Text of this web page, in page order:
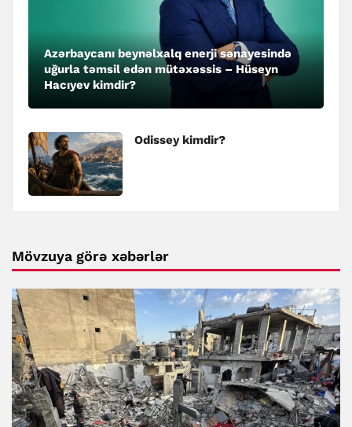
Azərbaycanı beynəlxalq enerji sənayesində
uğurla təmsil edən mütəxəssis – Hüseyn
Hacıyev kimdir?
Odissey kimdir?
Mövzuya görə xəbərlər